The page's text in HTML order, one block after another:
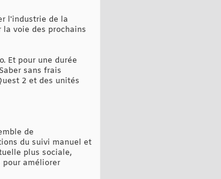
l'industrie de la
voie des prochains
Et pour une durée
sans frais
2 et des unités
de
du suivi manuel et
plus sociale,
pour améliorer